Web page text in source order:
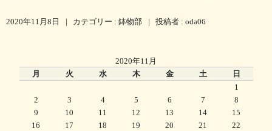
2020年11月8日 | カテゴリー : 鉢物部 | 投稿者 : oda06
2020年11月
月
火 水 木 金 土 日
1
2
3 4 5 6 7
8
9
10 11 12 13 14
15
16
17 18 19 20 21
22